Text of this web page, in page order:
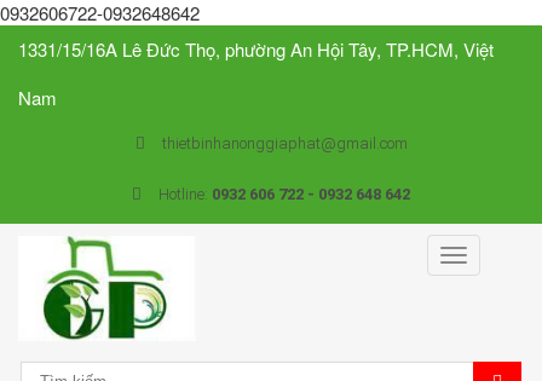
0932606722-0932648642
1331/15/16A Lê Đức Thọ, phường An Hội Tây, TP.HCM, Việt
Nam
thietbinhanonggiaphat@gmail.com
Hotline: 0932 606 722 - 0932 648 642
Toggle
navigation